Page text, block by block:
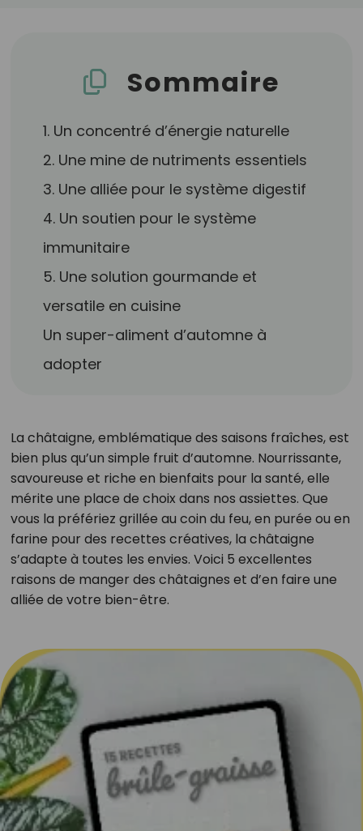
Sommaire
1. Un concentré d’énergie naturelle
2. Une mine de nutriments essentiels
3. Une alliée pour le système digestif
4. Un soutien pour le système
immunitaire
5. Une solution gourmande et
versatile en cuisine
Un super-aliment d’automne à
adopter
La châtaigne, emblématique des saisons fraîches, est
bien plus qu’un simple fruit d’automne. Nourrissante,
savoureuse et riche en bienfaits pour la santé, elle
mérite une place de choix dans nos assiettes. Que
vous la préfériez grillée au coin du feu, en purée ou en
farine pour des recettes créatives, la châtaigne
s’adapte à toutes les envies. Voici 5 excellentes
raisons de manger des châtaignes et d’en faire une
alliée de votre bien-être.